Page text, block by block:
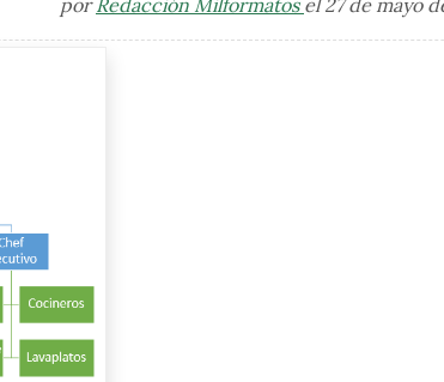
porRedacción Milformatos el 27 de mayo